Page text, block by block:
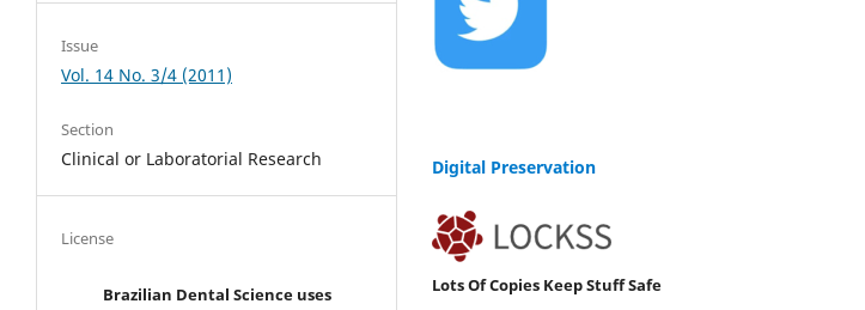
Issue
Vol. 14 No. 3/4 (2011)
Section
Clinical or Laboratorial Research
License
Brazilian Dental Science uses
Digital Preservation
Lots Of Copies Keep Stuff Safe